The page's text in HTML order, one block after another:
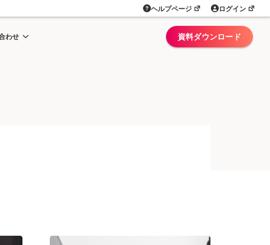
ヘルプページ ログイン
わせ 資料ダウンロード